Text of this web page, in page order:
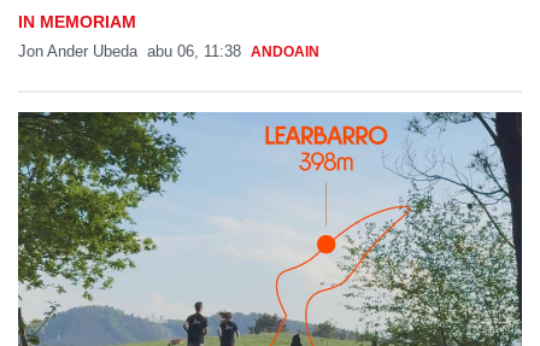
IN MEMORIAM
Jon Ander Ubeda abu 06, 11:38 ANDOAIN